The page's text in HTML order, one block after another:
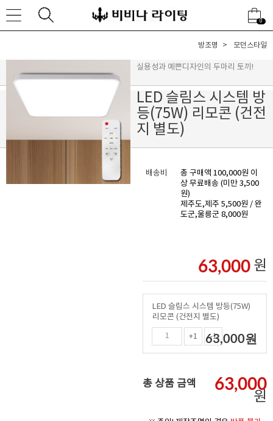
0
방조명 모던스타일
실용성과 예쁜디자인의 두마리 토끼!
LED 슬림스 시스템 방
등(75W) 리모콘 (건전
지 별도)
배송비
총 구매액 100,000원 이
상 무료배송 (미만 3,500
원)
제주도,제주 5,500원 / 완
도군,울릉군 8,000원
63,000 원
LED 슬림스 시스템 방등(75W)
리모콘 (건전지 별도)
+1 -1
63,000원
총 상품 금액 63,000
원